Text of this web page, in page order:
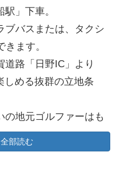
」下車。
ブバスまたは、タクシ
ます。
路「日野IC」より
しめる抜群の立地条
の地元ゴルファーはも
しやすいロケーショ
部読む